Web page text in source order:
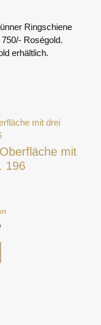
Ringschiene
Roségold.
erhältlich.
mit
196